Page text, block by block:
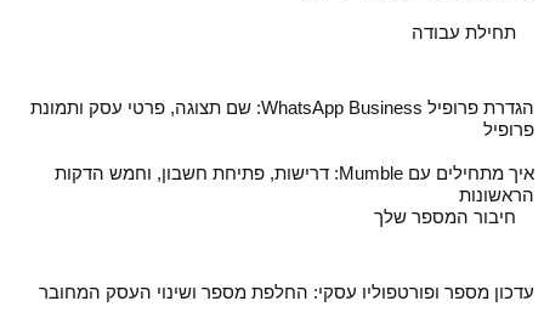
תחילת עבודה
הגדרת פרופיל WhatsApp Business: שם תצוגה, פרטי עסק ותמונת
פרופיל
איך מתחילים עם Mumble: דרישות, פתיחת חשבון, וחמש הדקות
הראשונות
חיבור המספר שלך
עדכון מספר ופורטפוליו עסקי: החלפת מספר ושינוי העסק המחובר